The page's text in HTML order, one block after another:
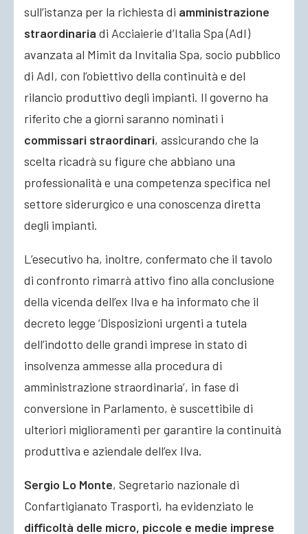
sull’istanza per la richiesta di amministrazione
straordinaria di Acciaierie d’Italia Spa (AdI)
avanzata al Mimit da Invitalia Spa, socio pubblico
di AdI, con l’obiettivo della continuità e del
rilancio produttivo degli impianti. Il governo ha
riferito che a giorni saranno nominati i
commissari straordinari, assicurando che la
scelta ricadrà su figure che abbiano una
professionalità e una competenza specifica nel
settore siderurgico e una conoscenza diretta
degli impianti.
L’esecutivo ha, inoltre, confermato che il tavolo
di confronto rimarrà attivo fino alla conclusione
della vicenda dell’ex Ilva e ha informato che il
decreto legge ‘Disposizioni urgenti a tutela
dell’indotto delle grandi imprese in stato di
insolvenza ammesse alla procedura di
amministrazione straordinaria’, in fase di
conversione in Parlamento, è suscettibile di
ulteriori miglioramenti per garantire la continuità
produttiva e aziendale dell’ex Ilva.
Sergio Lo Monte, Segretario nazionale di
Confartigianato Trasporti, ha evidenziato le
difficoltà delle micro, piccole e medie imprese